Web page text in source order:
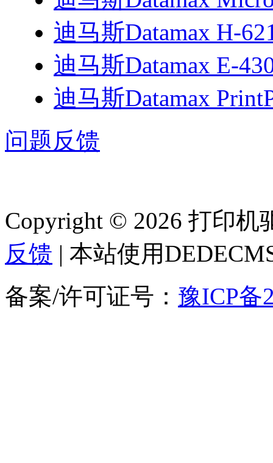
迪马斯Datamax H-
迪马斯Datamax E-
迪马斯Datamax
问题反馈
Copyright © 2026 打印
反馈 | 本站使用
备案/许可证号： 豫ICP备